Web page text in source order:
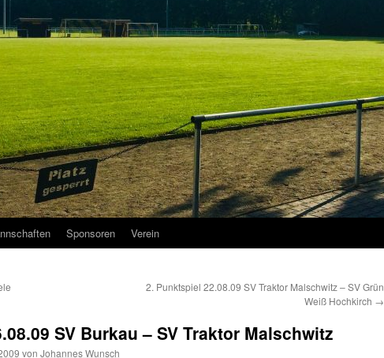
Sponsoren Verein
2. Punktspiel 22.08.09 SV Traktor Malschwitz – SV Grün
Weiß Hochkirch →
SV Burkau – SV Traktor Malschwitz
von Johannes Wunsch